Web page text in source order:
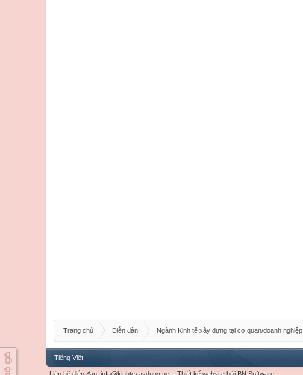
Trang chủ Diễn đàn Ngành Kinh tế xây dựng tại cơ quan/doanh nghiệp
Tiếng Việt